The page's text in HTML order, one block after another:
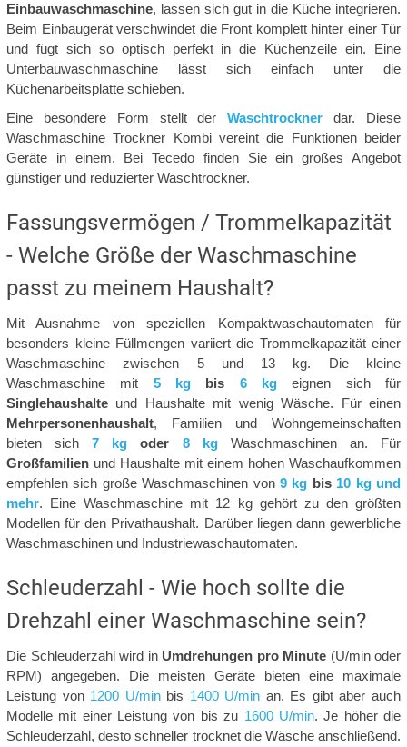
Einbauwaschmaschine, lassen sich gut in die Küche integrieren.
Beim Einbaugerät verschwindet die Front komplett hinter einer Tür
und fügt sich so optisch perfekt in die Küchenzeile ein. Eine
Unterbauwaschmaschine lässt sich einfach unter die
Küchenarbeitsplatte schieben.
Eine besondere Form stellt derWaschtrockner dar. Diese
Waschmaschine Trockner Kombi vereint die Funktionen beider
Geräte in einem. Bei Tecedo finden Sie ein großes Angebot
günstiger und reduzierter Waschtrockner.
Fassungsvermögen / Trommelkapazität
- Welche Größe der Waschmaschine
passt zu meinem Haushalt?
Mit Ausnahme von speziellen Kompaktwaschautomaten für
besonders kleine Füllmengen variiert die Trommelkapazität einer
Waschmaschine zwischen 5 und 13 kg. Die kleine
Waschmaschine mit 5 kg bis 6 kg eignen sich für
Singlehaushalte und Haushalte mit wenig Wäsche. Für einen
Mehrpersonenhaushalt, Familien und Wohngemeinschaften
bieten sich7 kg oder 8 kgWaschmaschinen an. Für
Großfamilien und Haushalte mit einem hohen Waschaufkommen
empfehlen sich große Waschmaschinen von 9 kg bis 10 kg und
mehr. Eine Waschmaschine mit 12 kg gehört zu den größten
Modellen für den Privathaushalt. Darüber liegen dann gewerbliche
Waschmaschinen und Industriewaschautomaten.
Schleuderzahl - Wie hoch sollte die
Drehzahl einer Waschmaschine sein?
Die Schleuderzahl wird in Umdrehungen pro Minute (U/min oder
RPM) angegeben. Die meisten Geräte bieten eine maximale
Leistung von 1200 U/minbis 1400 U/min an. Es gibt aber auch
Modelle mit einer Leistung von bis zu 1600 U/min. Je höher die
Schleuderzahl, desto schneller trocknet die Wäsche anschließend.